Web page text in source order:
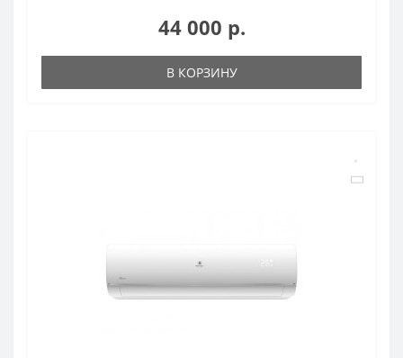
44 000 р.
В КОРЗИНУ